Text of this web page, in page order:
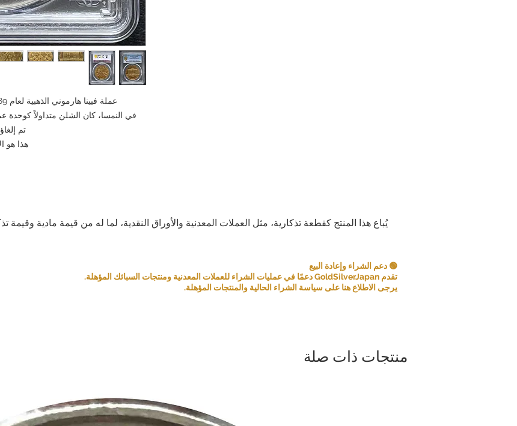
عملة فيينا هارموني الذهبية لعام 1989، 2000 شلن، PCGS MS68، عملة قديمة
تم إلغاؤه في عام 2002
هذا هو
يُباع هذا المنتج كقطعة تذكارية، مثل العملات المعدنية والأوراق النقدية، لما له من قيمة مادية
🟢 دعم الشراء وإعادة البيع
تقدم GoldSilverJapan دعمًا في عمليات الشراء للعملات المعدنية ومنتجات السبائك المؤهلة.
يرجى الاطلاع هنا على سياسة الشراء الحالية والمنتجات المؤهلة.
منتجات ذات صلة